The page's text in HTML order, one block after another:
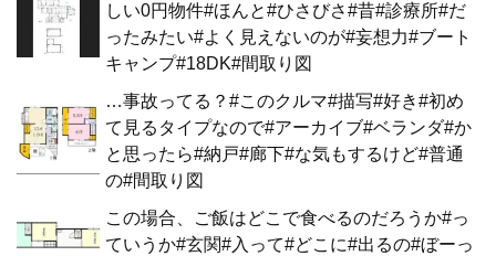
しい0円物件#ほんと#ひさびさ#昔#診療所#だ
ったみたい#よく見えないのが#妄想力#ブート
キャンプ#18DK#間取り図
…事故ってる？#このクルマ#描写#好き#初め
て見るタイプなので#アーカイブ#ベランダ#か
と思ったら#納戸#廊下#な気もするけど#普通
の#間取り図
この場合、ご飯はどこで食べるのだろうか#っ
ていうか#玄関#入って#どこに#出るの#ぼーっ